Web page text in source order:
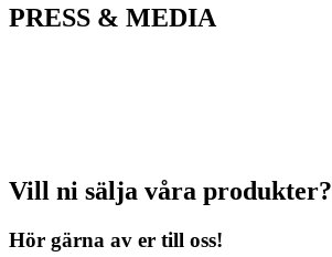
PRESS & MEDIA
Vill ni sälja våra produkter?
Hör gärna av er till oss!